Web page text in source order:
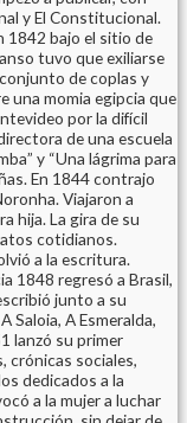
y El Constitucional.
1842 bajo el sitio de
tuvo que exiliarse
de coplas y
una momia egipcia que
por la difícil
de una escuela
y “Una lágrima para
En 1844 contrajo
Viajaron a
hija. La gira de su
cotidianos.
a la escritura.
1848 regresó a Brasil,
junto a su
Saloia, A Esmeralda,
lanzó su primer
crónicas sociales,
dedicados a la
a la mujer a luchar